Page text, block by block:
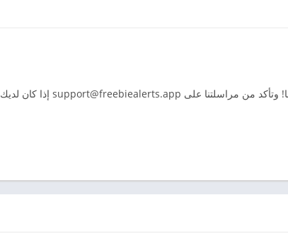
وتأكد من مراسلتنا على support@freebiealerts.app إذا كان لديك